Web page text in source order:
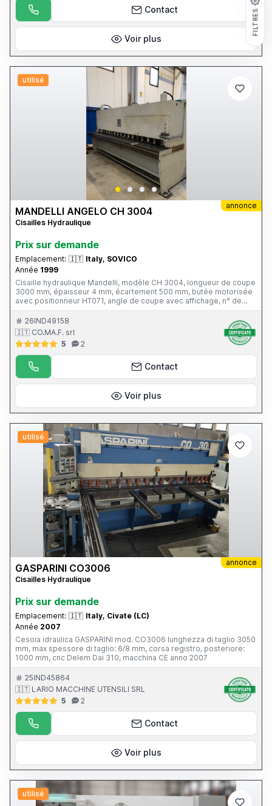
Contact
Voir plus
utilisé
annonce
MANDELLI ANGELO CH 3004
Cisailles Hydraulique
Prix ​​sur demande
Emplacement: 🇮🇹 Italy, SOVICO
Année 1999
Cisaille hydraulique Mandelli, modèle CH 3004, longueur de coupe
3000 mm, épaisseur 4 mm, écartement 500 mm, butée motorisée
avec positionneur HT071, angle de coupe avec affichage, n° de
série 038, année 1999, CE
26IND49158
🇮🇹 CO.MA.F. srl
5
2
Contact
Voir plus
utilisé
annonce
GASPARINI CO3006
Cisailles Hydraulique
Prix ​​sur demande
Emplacement: 🇮🇹 Italy, Civate (LC)
Année 2007
Cesoia idraulica GASPARINI mod. CO3006 lunghezza di taglio 3050
mm, max spessore di taglio: 6/8 mm, corsa registro, posteriore:
1000 mm, cnc Delem Dai 310, macchina CE anno 2007
25IND45864
🇮🇹 LARIO MACCHINE UTENSILI SRL
5
2
Contact
Voir plus
utilisé
FILTRES